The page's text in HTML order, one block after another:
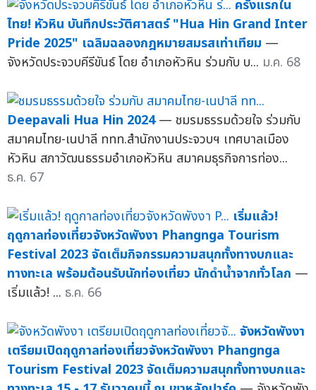
ครั้งแรกใน
ไทย! หัวหิน บันทึกประวัติศาสตร์ "Hua Hin Grand Inter
Pride 2025" เฉลิมฉลองกฎหมายสมรสเท่าเทียม —
จังหวัดประจวบคีรีขันธ์ โดย อำเภอหัวหิน ร่วมกับ บ... ม.ค. 68
Deepavali Hua Hin 2024 — ชมรมธรรมด้วยใจ ร่วมกับ
สมาคมไทย-เนปาลี ททท.สำนักงานประจวบฯ เทศบาลเมือง
หัวหิน สภาวัฒนธรรมอำเภอหัวหิน สมาคมธุรกิจการท่อง...
ธ.ค. 67
เริ่มแล้ว!
ฤดูกาลท่องเที่ยวจังหวัดพังงา Phangnga Tourism
Festival 2023 จัดเต็มกิจกรรมความสนุกทั้งทางบกและ
ทางทะเล พร้อมต้อนรับนักท่องเที่ยว นักดำน้ำจากทั่วโลก —
เริ่มแล้ว! ... ธ.ค. 66
จังหวัดพังงา
เตรียมเปิดฤดูกาลท่องเที่ยวจังหวัดพังงา Phangnga
Tourism Festival 2023 จัดเต็มความสนุกทั้งทางบกและ